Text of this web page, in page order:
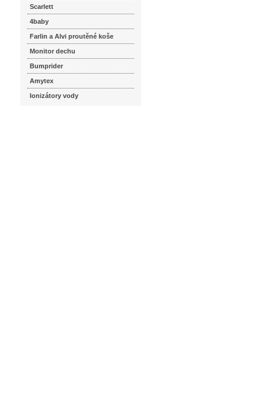
Scarlett
4baby
Farlin a Alvi proutěné koše
Monitor dechu
Bumprider
Amytex
Ionizátory vody